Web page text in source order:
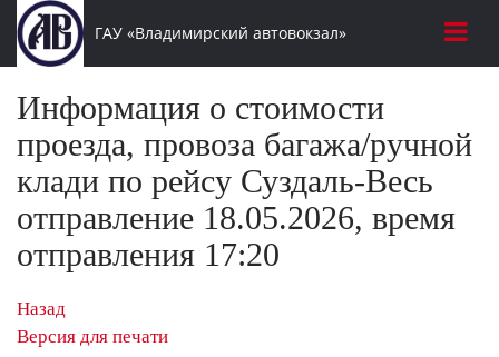
ГАУ «Владимирский автовокзал»
Информация о стоимости
проезда, провоза багажа/ручной
клади по рейсу Суздаль-Весь
отправление 18.05.2026, время
отправления 17:20
Назад
Версия для печати